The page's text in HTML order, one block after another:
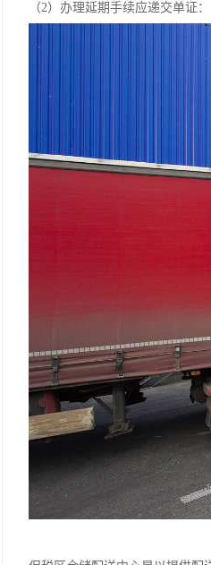
（2）办理延期手续应递交单证：